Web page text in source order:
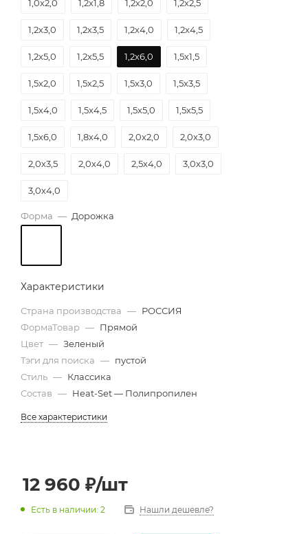
1,0х2,0 1,2х1,8 1,2х2,0 1,2х2,5
1,2х3,0 1,2х3,5 1,2х4,0 1,2х4,5
1,2х5,0 1,2х5,5 1,2х6,0 1,5х1,5
1,5х2,0 1,5х2,5 1,5х3,0 1,5х3,5
1,5х4,0 1,5х4,5 1,5х5,0 1,5х5,5
1,5х6,0 1,8х4,0 2,0х2,0 2,0х3,0
2,0х3,5 2,0х4,0 2,5х4,0 3,0х3,0
3,0х4,0
Форма — Дорожка
Характеристики
Страна производства — РОССИЯ
ФормаТовар — Прямой
Цвет — Зеленый
Тэги для поиска — пустой
Стиль — Классика
Состав — Heat-Set — Полипропилен
Все характеристики
12 960 ₽/шт
Есть в наличии: 2 Нашли дешевле?